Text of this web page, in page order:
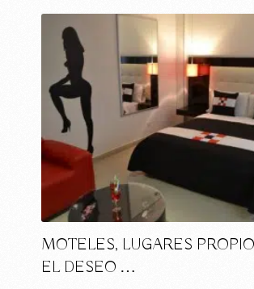
MOTELES, LUGARES
EL DESEO …